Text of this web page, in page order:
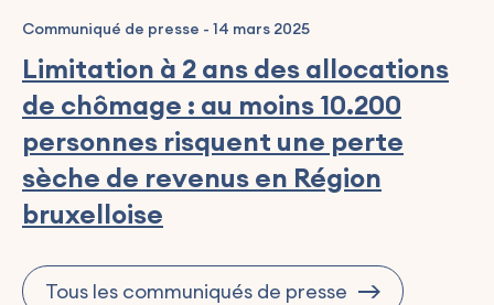
Communiqué de presse - 14 mars 2025
Limitation à 2 ans des allocations
de chômage : au moins 10.200
personnes risquent une perte
sèche de revenus en Région
bruxelloise
Tous les communiqués de presse